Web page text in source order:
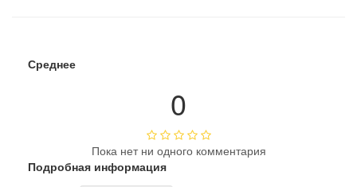
Среднее
0
Пока нет ни одного комментария
Подробная информация